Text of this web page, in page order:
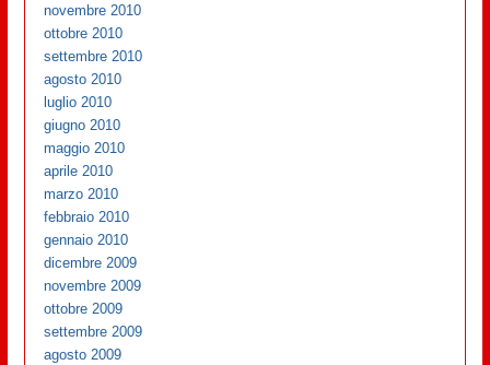
novembre 2010
ottobre 2010
settembre 2010
agosto 2010
luglio 2010
giugno 2010
maggio 2010
aprile 2010
marzo 2010
febbraio 2010
gennaio 2010
dicembre 2009
novembre 2009
ottobre 2009
settembre 2009
agosto 2009